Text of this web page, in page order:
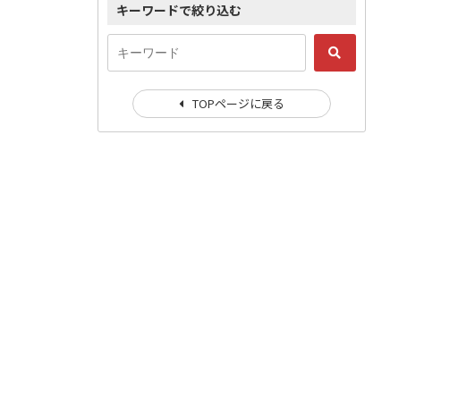
キーワードで絞り込む
TOPページに戻る